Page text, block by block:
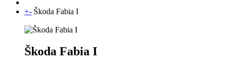
+- Škoda Fabia I
Škoda Fabia I